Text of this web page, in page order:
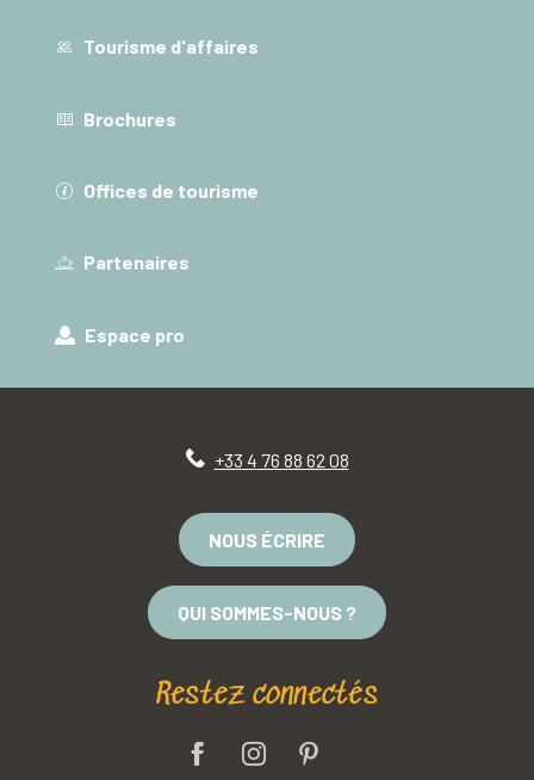
Tourisme d'affaires
Brochures
Offices de tourisme
Partenaires
Espace pro
+33 4 76 88 62 08
NOUS ÉCRIRE
QUI SOMMES-NOUS ?
Restez connectés